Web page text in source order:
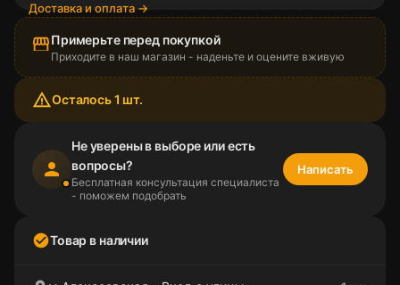
Доставка и оплата →
storefrontПримерьте перед покупкой
Приходите в наш магазин - наденьте и оцените вживую
warning_amberОсталось 1 шт.
person
Не уверены в выборе или есть
вопросы?
Бесплатная консультация специалиста
- поможем подобрать
Написать
check_circleТовар в наличии